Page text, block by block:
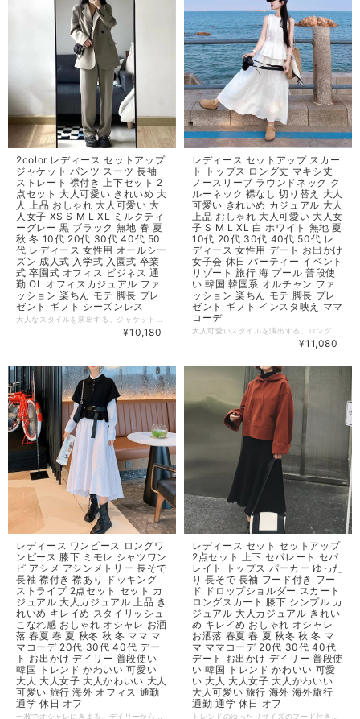
2color レディース セットアップ
ジャケット パンツ スーツ 長袖
ストレート 襟付き 上下セット 2
点セット 大人可愛い きれいめ 大
人 上品 おしゃれ 大人可愛い 大
人女子 XS S M L XL ミルクティ
ーグレー 黒 ブラック 無地 春 夏
秋 冬 10代 20代 30代 40代 50
代 レディース 女性用 オールシー
ズン 成人式 入学式 入園式 卒業
式 卒園式 オフィス ビジネス 通
勤 OL オフィスカジュアル ファ
ッション 楽ちん モテ 脚長 プレ
ゼント ギフト シーズンレス
¥10,180
レディース セットアップ スカー
ト トップス ロング丈 マキシ丈
ノースリーブ ラウンドネック ク
ルーネック 襟なし 切り替え 大人
可愛い きれいめ カジュアル 大人
上品 おしゃれ 大人可愛い 大人女
子 S M L XL 白 ホワイト 無地 夏
10代 20代 30代 40代 50代 レ
ディース 女性用 デート お出かけ
女子会 休日 パーティー イベント
リゾート 旅行 海 プール 普段使
い 韓国 韓国系 オルチャン ファ
ッション 楽ちん モテ 脚長 プレ
ゼント ギフト インスタ映え ママ
コーデ
¥11,080
レディース ワンピース ロングワ
ンピース 膝下 ミモレ シャツワン
ピ アシメ アシンメトリー 長そで
長袖 襟付き 襟あり ドッキング
ストライプ 2点セット セット カ
ジュアル 大人カジュアル 上品 き
れいめ キレイめ スタイリッシュ
こなれ感 おしゃれ オシャレ お洒
落 春夏 春 夏 秋冬 秋 冬 ママ マ
マコーデ 20代 30代 40代 デー
ト お出かけ デイリー 普段使い
韓国 トレンド かわいい 可愛い
大人 大人女子 大人かわいい 大人
可愛い 旅行 海外 オフィス 通勤
通学 休日 オフ
レディース セット セットアップ
2点セット 上下 セパレート セパ
レイト トップス パーカー ゆった
り 長そで 長袖 フード付き フー
ド ドロップショルダー スカート
ロングスカート 膝下 シンプル カ
ジュアル 大人カジュアル きれい
め キレイめ おしゃれ オシャレ
お洒落 春夏 春 夏 秋冬 秋 冬 マ
マ ママコーデ 20代 30代 40代
デート お出かけ デイリー 普段使
い 韓国 トレンド かわいい 可愛
い 大人 大人女子 大人かわいい
大人可愛い 旅行 海外 海外旅行
通勤 通学 休日 オフ